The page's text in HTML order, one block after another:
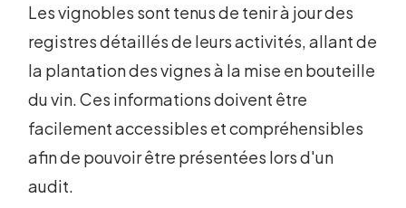
Les vignobles sont tenus de tenir à jour des
registres détaillés de leurs activités, allant de
la plantation des vignes à la mise en bouteille
du vin. Ces informations doivent être
facilement accessibles et compréhensibles
afin de pouvoir être présentées lors d'un
audit.